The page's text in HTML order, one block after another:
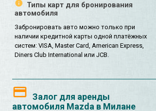
Типы карт для бронирования
автомобиля
Забронировать авто можно только при
наличии кредитной карты одной платёжных
систем: VISA, Master Card, American Express,
Diners Club International или JCB.
Залог для аренды
автомобиля Mazda в Милане